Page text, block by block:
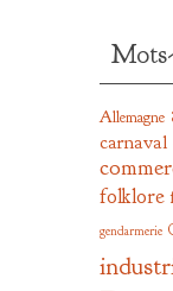
Allemagne
carnaval
folklore
gendarmerie